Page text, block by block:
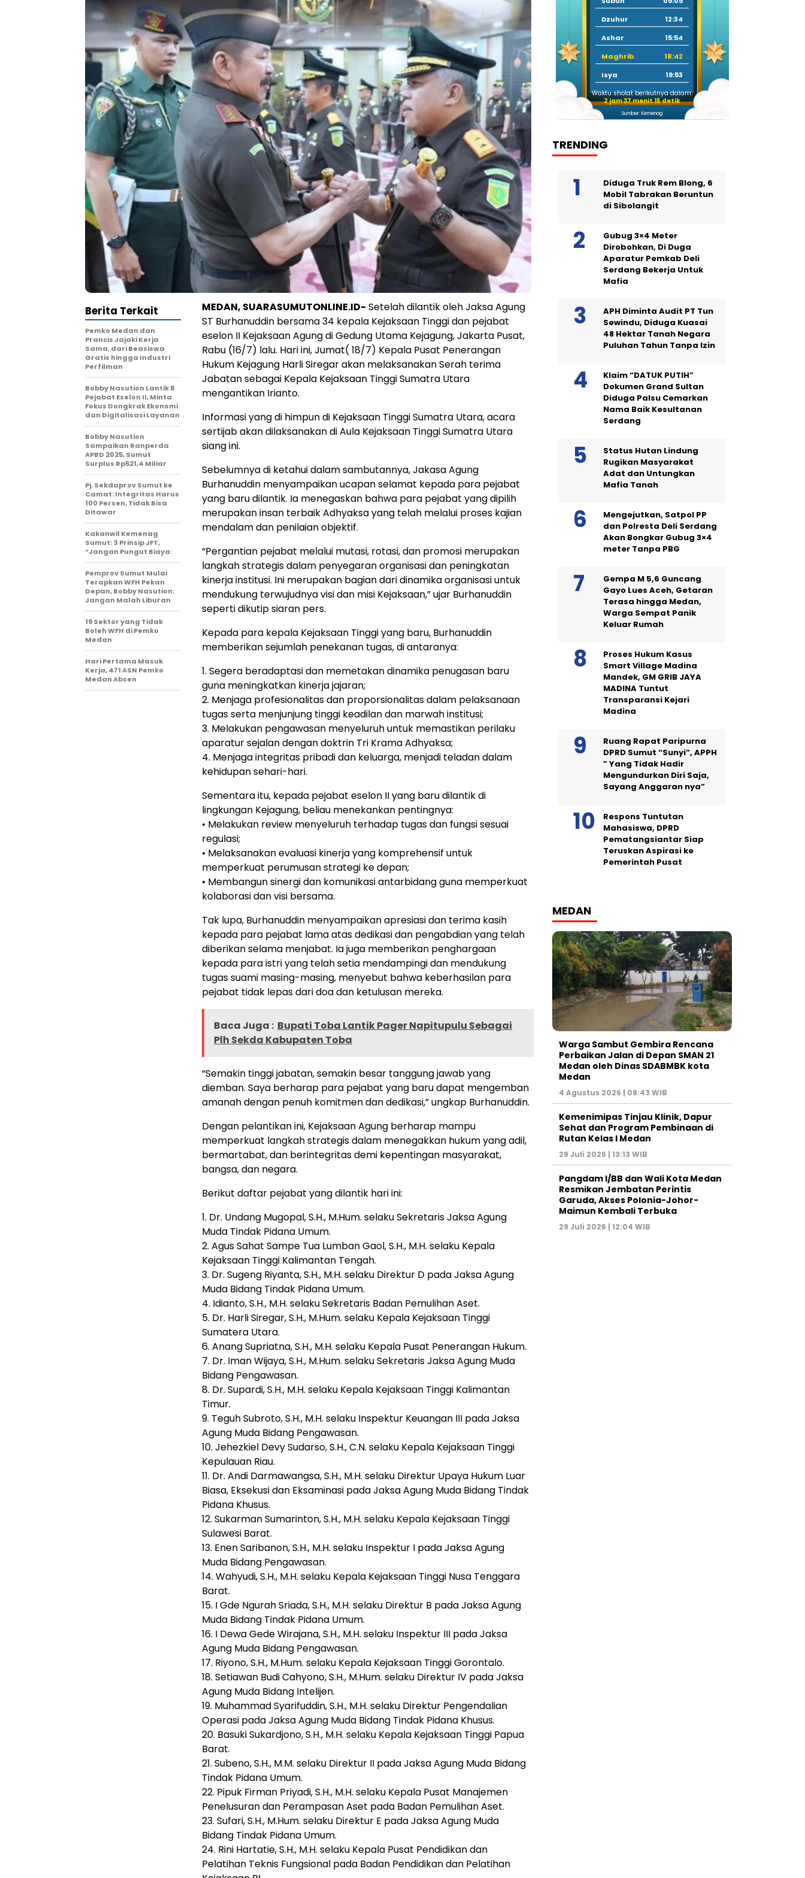
MEDAN, SUARASUMUTONLINE.ID- Setelah dilantik oleh Jaksa Agung
ST Burhanuddin bersama 34 kepala Kejaksaan Tinggi dan pejabat
eselon II Kejaksaan Agung di Gedung Utama Kejagung, Jakarta Pusat,
Rabu (16/7) lalu. Hari ini, Jumat( 18/7) Kepala Pusat Penerangan
Hukum Kejagung Harli Siregar akan melaksanakan Serah terima
Jabatan sebagai Kepala Kejaksaan Tinggi Sumatra Utara
mengantikan Irianto.
Informasi yang di himpun di Kejaksaan Tinggi Sumatra Utara, acara
sertijab akan dilaksanakan di Aula Kejaksaan Tinggi Sumatra Utara
siang ini.
Sebelumnya di ketahui dalam sambutannya, Jakasa Agung
Burhanuddin menyampaikan ucapan selamat kepada para pejabat
yang baru dilantik. Ia menegaskan bahwa para pejabat yang dipilih
merupakan insan terbaik Adhyaksa yang telah melalui proses kajian
mendalam dan penilaian objektif.
“Pergantian pejabat melalui mutasi, rotasi, dan promosi merupakan
langkah strategis dalam penyegaran organisasi dan peningkatan
kinerja institusi. Ini merupakan bagian dari dinamika organisasi untuk
mendukung terwujudnya visi dan misi Kejaksaan,” ujar Burhanuddin
seperti dikutip siaran pers.
Kepada para kepala Kejaksaan Tinggi yang baru, Burhanuddin
memberikan sejumlah penekanan tugas, di antaranya:
1. Segera beradaptasi dan memetakan dinamika penugasan baru
guna meningkatkan kinerja jajaran;
2. Menjaga profesionalitas dan proporsionalitas dalam pelaksanaan
tugas serta menjunjung tinggi keadilan dan marwah institusi;
3. Melakukan pengawasan menyeluruh untuk memastikan perilaku
aparatur sejalan dengan doktrin Tri Krama Adhyaksa;
4. Menjaga integritas pribadi dan keluarga, menjadi teladan dalam
kehidupan sehari-hari.
Sementara itu, kepada pejabat eselon II yang baru dilantik di
lingkungan Kejagung, beliau menekankan pentingnya:
• Melakukan review menyeluruh terhadap tugas dan fungsi sesuai
regulasi;
• Melaksanakan evaluasi kinerja yang komprehensif untuk
memperkuat perumusan strategi ke depan;
• Membangun sinergi dan komunikasi antarbidang guna memperkuat
kolaborasi dan visi bersama.
Tak lupa, Burhanuddin menyampaikan apresiasi dan terima kasih
kepada para pejabat lama atas dedikasi dan pengabdian yang telah
diberikan selama menjabat. Ia juga memberikan penghargaan
kepada para istri yang telah setia mendampingi dan mendukung
tugas suami masing-masing, menyebut bahwa keberhasilan para
pejabat tidak lepas dari doa dan ketulusan mereka.
Baca Juga : Bupati Toba Lantik Pager Napitupulu Sebagai
Plh Sekda Kabupaten Toba
“Semakin tinggi jabatan, semakin besar tanggung jawab yang
diemban. Saya berharap para pejabat yang baru dapat mengemban
amanah dengan penuh komitmen dan dedikasi,” ungkap Burhanuddin.
Dengan pelantikan ini, Kejaksaan Agung berharap mampu
memperkuat langkah strategis dalam menegakkan hukum yang adil,
bermartabat, dan berintegritas demi kepentingan masyarakat,
bangsa, dan negara.
Berikut daftar pejabat yang dilantik hari ini:
1. Dr. Undang Mugopal, S.H., M.Hum. selaku Sekretaris Jaksa Agung
Muda Tindak Pidana Umum.
2. Agus Sahat Sampe Tua Lumban Gaol, S.H., M.H. selaku Kepala
Kejaksaan Tinggi Kalimantan Tengah.
3. Dr. Sugeng Riyanta, S.H., M.H. selaku Direktur D pada Jaksa Agung
Muda Bidang Tindak Pidana Umum.
4. Idianto, S.H., M.H. selaku Sekretaris Badan Pemulihan Aset.
5. Dr. Harli Siregar, S.H., M.Hum. selaku Kepala Kejaksaan Tinggi
Sumatera Utara.
6. Anang Supriatna, S.H., M.H. selaku Kepala Pusat Penerangan Hukum.
7. Dr. Iman Wijaya, S.H., M.Hum. selaku Sekretaris Jaksa Agung Muda
Bidang Pengawasan.
8. Dr. Supardi, S.H., M.H. selaku Kepala Kejaksaan Tinggi Kalimantan
Timur.
9. Teguh Subroto, S.H., M.H. selaku Inspektur Keuangan III pada Jaksa
Agung Muda Bidang Pengawasan.
10. Jehezkiel Devy Sudarso, S.H., C.N. selaku Kepala Kejaksaan Tinggi
Kepulauan Riau.
11. Dr. Andi Darmawangsa, S.H., M.H. selaku Direktur Upaya Hukum Luar
Biasa, Eksekusi dan Eksaminasi pada Jaksa Agung Muda Bidang Tindak
Pidana Khusus.
12. Sukarman Sumarinton, S.H., M.H. selaku Kepala Kejaksaan Tinggi
Sulawesi Barat.
13. Enen Saribanon, S.H., M.H. selaku Inspektur I pada Jaksa Agung
Muda Bidang Pengawasan.
14. Wahyudi, S.H., M.H. selaku Kepala Kejaksaan Tinggi Nusa Tenggara
Barat.
15. I Gde Ngurah Sriada, S.H., M.H. selaku Direktur B pada Jaksa Agung
Muda Bidang Tindak Pidana Umum.
16. I Dewa Gede Wirajana, S.H., M.H. selaku Inspektur III pada Jaksa
Agung Muda Bidang Pengawasan.
17. Riyono, S.H., M.Hum. selaku Kepala Kejaksaan Tinggi Gorontalo.
18. Setiawan Budi Cahyono, S.H., M.Hum. selaku Direktur IV pada Jaksa
Agung Muda Bidang Intelijen.
19. Muhammad Syarifuddin, S.H., M.H. selaku Direktur Pengendalian
Operasi pada Jaksa Agung Muda Bidang Tindak Pidana Khusus.
20. Basuki Sukardjono, S.H., M.H. selaku Kepala Kejaksaan Tinggi Papua
Barat.
21. Subeno, S.H., M.M. selaku Direktur II pada Jaksa Agung Muda Bidang
Tindak Pidana Umum.
22. Pipuk Firman Priyadi, S.H., M.H. selaku Kepala Pusat Manajemen
Penelusuran dan Perampasan Aset pada Badan Pemulihan Aset.
23. Sufari, S.H., M.Hum. selaku Direktur E pada Jaksa Agung Muda
Bidang Tindak Pidana Umum.
24. Rini Hartatie, S.H., M.H. selaku Kepala Pusat Pendidikan dan
Pelatihan Teknis Fungsional pada Badan Pendidikan dan Pelatihan
Berita Terkait
Pemko Medan dan
Prancis Jajaki Kerja
Sama, dari Beasiswa
Gratis hingga Industri
Perfilman
Bobby Nasution Lantik 8
Pejabat Eselon II, Minta
Fokus Dongkrak Ekonomi
dan Digitalisasi Layanan
Bobby Nasution
Sampaikan Ranperda
APBD 2025, Sumut
Surplus Rp521,4 Miliar
Pj. Sekdaprov Sumut ke
Camat: Integritas Harus
100 Persen, Tidak Bisa
Ditawar
Kakanwil Kemenag
Sumut: 3 Prinsip JFT,
“Jangan Pungut Biaya:
Pemprov Sumut Mulai
Terapkan WFH Pekan
Depan, Bobby Nasution:
Jangan Malah Liburan
19 Sektor yang Tidak
Boleh WFH di Pemko
Medan
Hari Pertama Masuk
Kerja, 471 ASN Pemko
Medan Absen
Dzuhur
12:34
Ashar
15:54
Maghrib
18:42
Isya
19:53
Waktu sholat berikutnya dalam:
2 jam 37 menit 14 detik
Sumber: Kemenag
TRENDING
Diduga Truk Rem Blong, 6
Mobil Tabrakan Beruntun
di Sibolangit
Gubug 3×4 Meter
Dirobohkan, Di Duga
Aparatur Pemkab Deli
Serdang Bekerja Untuk
Mafia
APH Diminta Audit PT Tun
Sewindu, Diduga Kuasai
48 Hektar Tanah Negara
Puluhan Tahun Tanpa Izin
Klaim “DATUK PUTIH”
Dokumen Grand Sultan
Diduga Palsu Cemarkan
Nama Baik Kesultanan
Serdang
Status Hutan Lindung
Rugikan Masyarakat
Adat dan Untungkan
Mafia Tanah
Mengejutkan, Satpol PP
dan Polresta Deli Serdang
Akan Bongkar Gubug 3×4
meter Tanpa PBG
Gempa M 5,6 Guncang
Gayo Lues Aceh, Getaran
Terasa hingga Medan,
Warga Sempat Panik
Keluar Rumah
Proses Hukum Kasus
Smart Village Madina
Mandek, GM GRIB JAYA
MADINA Tuntut
Transparansi Kejari
Madina
Ruang Rapat Paripurna
DPRD Sumut “Sunyi”, APPH
” Yang Tidak Hadir
Mengundurkan Diri Saja,
Sayang Anggaran nya”
Respons Tuntutan
Mahasiswa, DPRD
Pematangsiantar Siap
Teruskan Aspirasi ke
Pemerintah Pusat
MEDAN
Warga Sambut Gembira Rencana
Perbaikan Jalan di Depan SMAN 21
Medan oleh Dinas SDABMBK kota
Medan
4 Agustus 2026 | 08:43 WIB
Kemenimipas Tinjau Klinik, Dapur
Sehat dan Program Pembinaan di
Rutan Kelas I Medan
29 Juli 2026 | 13:13 WIB
Pangdam I/BB dan Wali Kota Medan
Resmikan Jembatan Perintis
Garuda, Akses Polonia-Johor-
Maimun Kembali Terbuka
29 Juli 2026 | 12:04 WIB